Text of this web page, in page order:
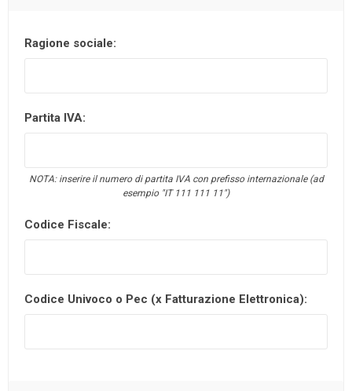
Ragione sociale:
Partita IVA:
NOTA: inserire il numero di partita IVA con prefisso internazionale (ad
esempio "IT 111 111 11")
Codice Fiscale:
Codice Univoco o Pec (x Fatturazione Elettronica):